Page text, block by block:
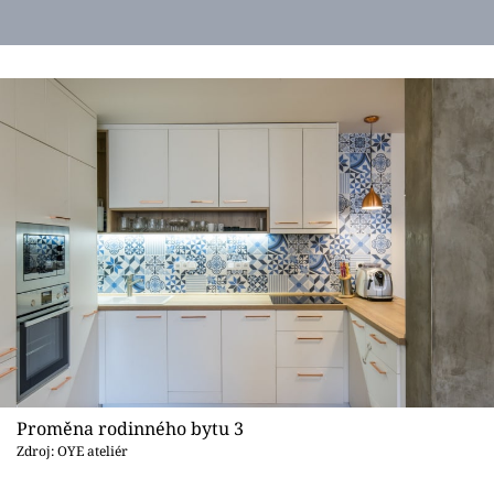
Proměna rodinného bytu 3
Zdroj: OYE ateliér